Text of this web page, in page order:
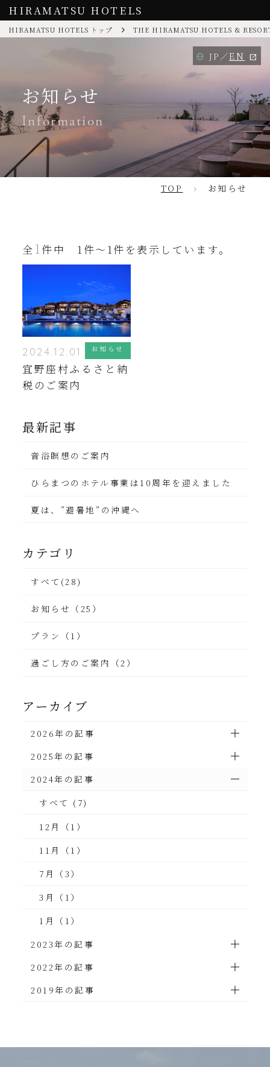
HIRAMATSU HOTELS
HIRAMATSU HOTELS トップ THE HIRAMATSU HOTELS &
JP EN
お知らせ
Information
TOP お知らせ
全 1件中 1件～1件を表示しています。
2024.12.01 お知らせ
宜野座村ふるさと納
税のご案内
最新記事
音浴瞑想のご案内
ひらまつのホテル事業は10周年を迎えました
夏は、”避暑地”の沖縄へ
カテゴリ
すべて(28)
お知らせ（25）
プラン（1）
過ごし方のご案内（2）
アーカイブ
2026年の記事
2025年の記事
2024年の記事
すべて (7)
12月（1）
11月（1）
7月（3）
3月（1）
1月（1）
2023年の記事
2022年の記事
2019年の記事